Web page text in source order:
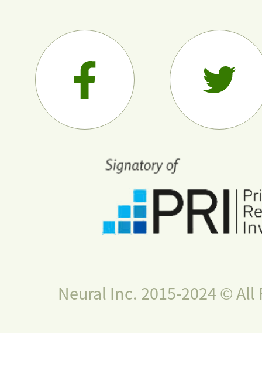
Neural Inc. 2015-2024 © All